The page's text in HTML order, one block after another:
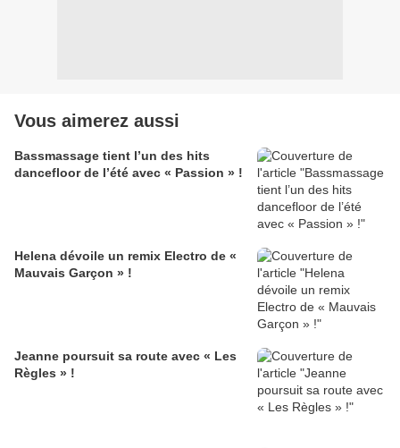
Vous aimerez aussi
Bassmassage tient l’un des hits
dancefloor de l’été avec « Passion » !
Helena dévoile un remix Electro de «
Mauvais Garçon » !
Jeanne poursuit sa route avec « Les
Règles » !